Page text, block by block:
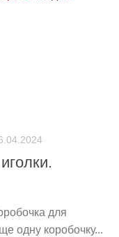
для
одну коробочку...